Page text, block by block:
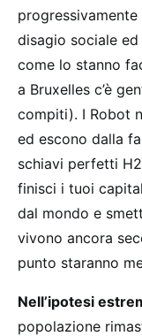
disagio sociale
come lo stanno
a Bruxelles c’è
compiti). I Robot
ed escono dalla
schiavi perfetti
finisci i tuoi
dal mondo e
vivono ancora
punto staranno
Nell’ipotesi
popolazione